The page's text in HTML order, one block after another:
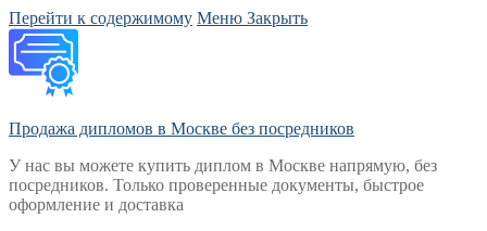
Перейти к содержимому Меню Закрыть
Продажа дипломов в Москве без посредников
У нас вы можете купить диплом в Москве напрямую, без
посредников. Только проверенные документы, быстрое
оформление и доставка